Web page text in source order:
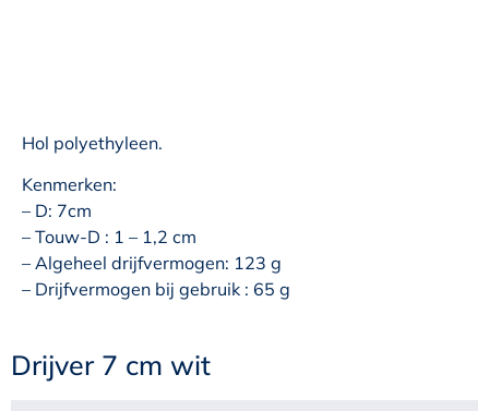
Hol polyethyleen.
Kenmerken:
– D: 7cm
– Touw-D : 1 – 1,2 cm
– Algeheel drijfvermogen: 123 g
– Drijfvermogen bij gebruik : 65 g
Drijver 7 cm wit